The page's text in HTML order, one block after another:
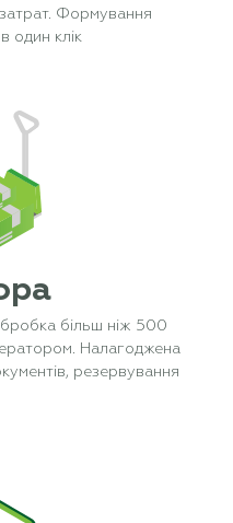
Формування
один клік
більш ніж 500
Налагоджена
резервування